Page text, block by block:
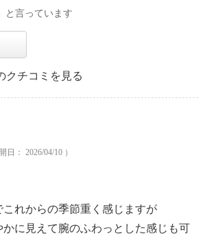
と言っています
クチコミを見る
日： 2026/04/10 ）
れからの季節重く感じますが
かに見えて腕のふわっとした感じも可